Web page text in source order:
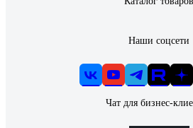
Наши соцсети
Чат для бизнес-